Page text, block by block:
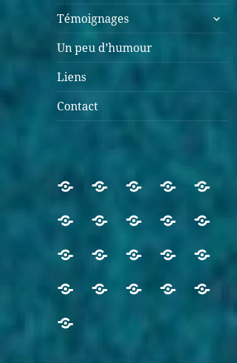
Témoignages
Un peu d’humour
Liens
Contact